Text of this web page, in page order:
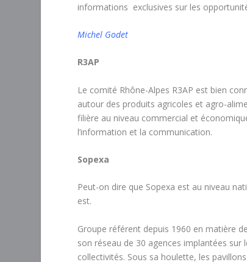
informations exclusives sur les
Michel Godet
R3AP
Le comité Rhône-Alpes R3AP est bien
autour des produits agricoles et agro-
filière au niveau commercial et
l’information et la communication.
Sopexa
Peut-on dire que Sopexa est au niveau
est.
Groupe référent depuis 1960 en matière
son réseau de 30 agences implantées
collectivités. Sous sa houlette, les